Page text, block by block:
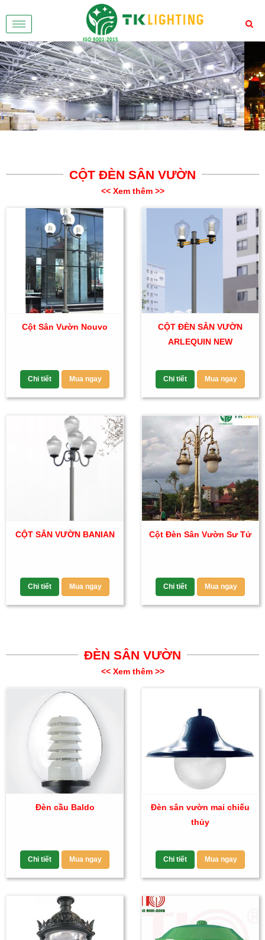
Toggle
navigation
Previous
CỘT ĐÈN SÂN VƯỜN
<< Xem thêm >>
Cột Sân Vườn Nouvo
Chi tiết Mua ngay
CỘT ĐÈN SÂN VƯỜN
ARLEQUIN NEW
Chi tiết Mua ngay
CỘT SÂN VƯỜN BANIAN
Chi tiết Mua ngay
Cột Đèn Sân Vườn Sư Tử
Chi tiết Mua ngay
ĐÈN SÂN VƯỜN
<< Xem thêm >>
Đèn cầu Baldo
Chi tiết Mua ngay
Đèn sân vườn mai chiếu
thủy
Chi tiết Mua ngay